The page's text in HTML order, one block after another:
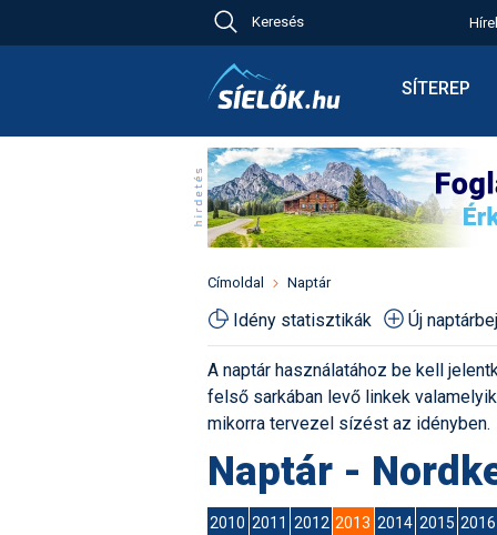
Keresés
SÍTEREP
Síbérletárak
Toplista
Havazás
Fotók
Címoldal Naptár
Idény statisztikák Új
A naptár használatához be kell
felső sarkában levő linkek
mikorra tervezel sízést az idényben.
Naptár -
2010 2011 2012 2013 2014 2015 2016